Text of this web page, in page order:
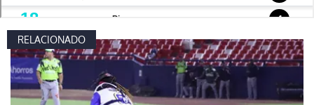
RELACIONADO